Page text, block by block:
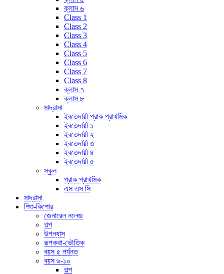
ক্লাস ৬
Class 1
Class 2
Class 3
Class 4
Class 5
Class 6
Class 7
Class 8
ক্লাস ৭
ক্লাস ৮
মাদ্রাসা
ইবতেদায়ী প্রাক প্রাথমিক
ইবতেদায়ী ১
ইবতেদায়ী ২
ইবতেদায়ী ৩
ইবতেদায়ী ৪
ইবতেদায়ী ৫
স্কুল
প্রাক প্রাথমিক
এস এস সি
মাদ্রাসা
শিশু-কিশোর
জেনারেল নলেজ
গল্প
উপন্যাস
রূপকথা-ভৌতিক
বয়স ৫ পর্যন্ত
বয়স ৬-১০
গল্প